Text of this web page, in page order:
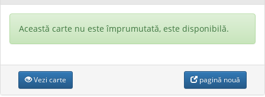
Această carte nu este împrumutată, este disponibilă.
Vezi carte pagină nouă